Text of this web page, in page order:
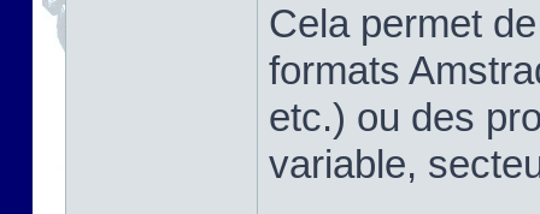
Cela permet
formats
etc.) ou des
variable,